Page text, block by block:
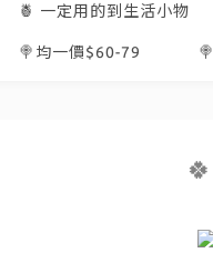
🍍 一定用的到生活小物
🍭均一價$60-79